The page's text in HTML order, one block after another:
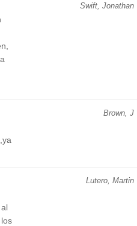
Swift, Jonathan
Brown, J
Lutero, Martin